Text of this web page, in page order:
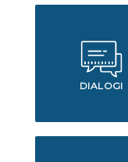
DIALOGI